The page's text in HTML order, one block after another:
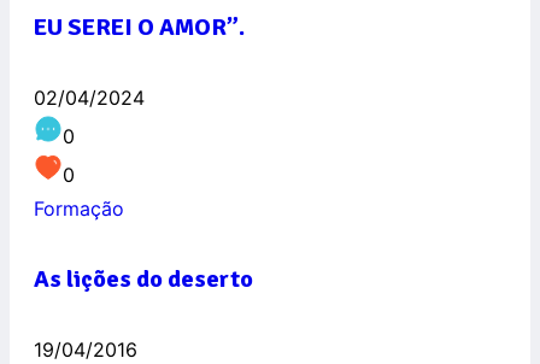
EU SEREI O AMOR”.
02/04/2024
0
0
Formação
As lições do deserto
19/04/2016